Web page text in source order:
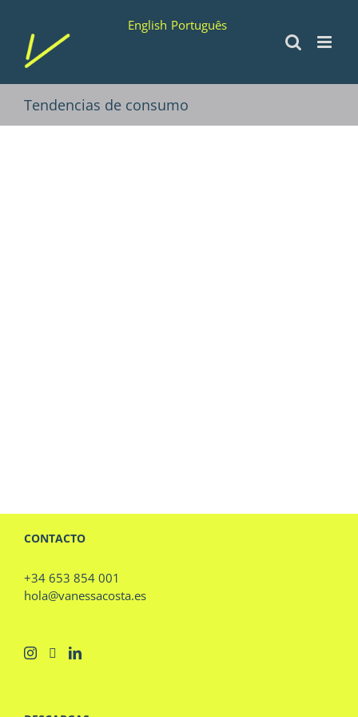
contenido
English Português
Tendencias de consumo
CONTACTO
+34 653 854 001
hola@vanessacosta.es